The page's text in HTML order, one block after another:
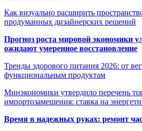
Как визуально расширить
продуманных дизайнерских решений
Прогноз роста мировой экономики
ожидают умеренное восстановление
Тренды здорового питания 2026: от
функциональным продуктам
Минэкономики утвердило перечень
импортозамещения: ставка на
Время в надежных руках: ремонт